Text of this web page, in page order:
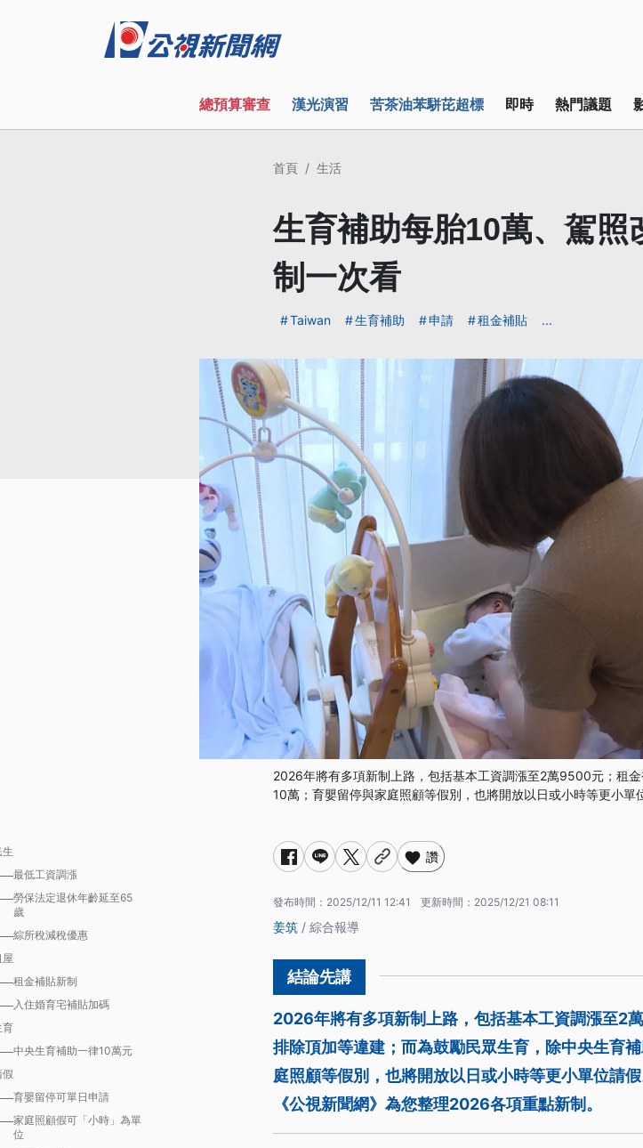
總預算審查 漢光演習 苦茶油苯駢芘超標 即時 熱門議題
首頁 生活
生育補助每胎10萬、駕照
制一次看
Taiwan 生育補助 申請 租金補貼 ...
2026年將有多項新制上路，包括基本工資調漲至2萬9500元；租
10萬；育嬰留停與家庭照顧等假別，也將開放以日或小時等更小單
生
最低工資調漲
勞保法定退休年齡延至65
歲
綜所稅減稅優惠
屋
租金補貼新制
入住婚育宅補貼加碼
育
中央生育補助一律10萬元
假
育嬰留停可單日申請
家庭照顧假可「小時」為單
位
讚
發布時間： 2025/12/11 12:41 更新時間： 2025/12/21 08:11
姜筑 / 綜合報導
2026年將有多項新制上路，包括基本工資調漲至2
排除頂加等違建；而為鼓勵民眾生育，除中央生育
庭照顧等假別，也將開放以日或小時等更小單位請
《公視新聞網》為您整理2026各項重點新制。